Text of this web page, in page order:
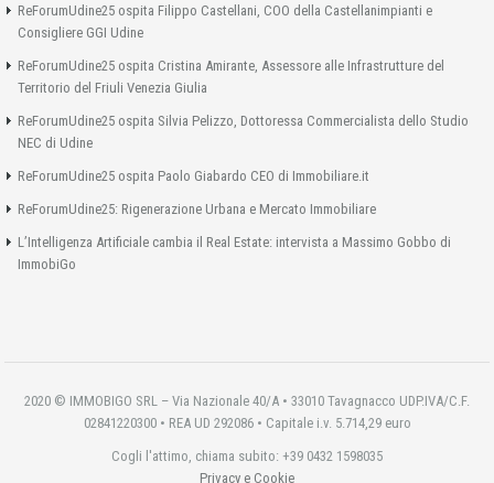
ReForumUdine25 ospita Filippo Castellani, COO della Castellanimpianti e
Consigliere GGI Udine
ReForumUdine25 ospita Cristina Amirante, Assessore alle Infrastrutture del
Territorio del Friuli Venezia Giulia
ReForumUdine25 ospita Silvia Pelizzo, Dottoressa Commercialista dello Studio
NEC di Udine
ReForumUdine25 ospita Paolo Giabardo CEO di Immobiliare.it
ReForumUdine25: Rigenerazione Urbana e Mercato Immobiliare
L’Intelligenza Artificiale cambia il Real Estate: intervista a Massimo Gobbo di
ImmobiGo
2020 © IMMOBIGO SRL – Via Nazionale 40/A • 33010 Tavagnacco UDP.IVA/C.F.
02841220300 • REA UD 292086 • Capitale i.v. 5.714,29 euro
Cogli l'attimo, chiama subito: +39 0432 1598035
Privacy e Cookie